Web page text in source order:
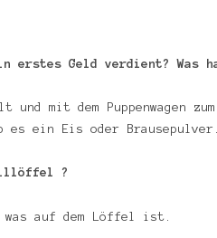
erstes Geld verdient? Was
und mit dem Puppenwagen
es ein Eis oder
?
auf dem Löffel ist.